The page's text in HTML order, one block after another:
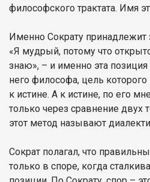
философского трактата. Имя
Именно Сократу
«Я мудрый, потому что
знаю», – и именно эта позиция
него философа, цель
к истине. А к истине, по его
только через сравнение двух
этот метод называют
Сократ полагал, что
только в споре, когда